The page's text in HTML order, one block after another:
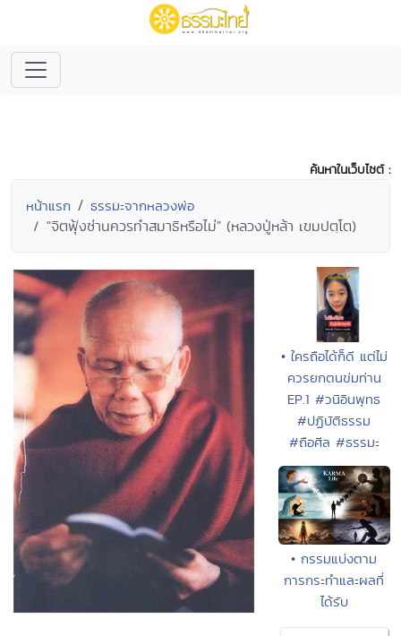
ค้นหาในเว็บไซต์ :
หน้าแรก ธรรมะจากหลวงพ่อ
"จิตฟุ้งซ่านควรทำสมาธิหรือไม่" (หลวงปู่หล้า เขมปตฺโต)
• ใครถือได้ก็ดี แต่ไม่
ควรยกตนข่มท่าน
EP.1 #วนิอินพุทธ
#ปฏิบัติธรรม
#ถือศีล #ธรรมะ
• กรรมแบ่งตาม
การกระทำและผลที่
ได้รับ